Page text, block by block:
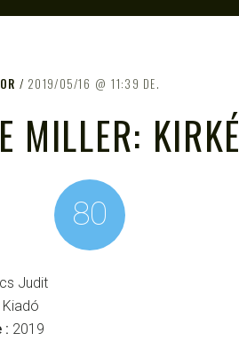
2019/05/16 11:39 DE.
MILLER: KIRKÉ
Judit
Kiadó
: 2019
80